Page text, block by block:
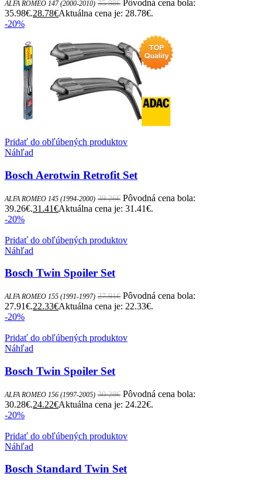
ALFA ROMEO 147 (2000-2010) 35.98€ Pôvodná cena bola:
35.98€.28.78€Aktuálna cena je: 28.78€.
-20%
Pridať do obľúbených produktov
Náhľad
Bosch Aerotwin Retrofit Set
ALFA ROMEO 145 (1994-2000) 39.26€ Pôvodná cena bola:
39.26€.31.41€Aktuálna cena je: 31.41€.
-20%
Pridať do obľúbených produktov
Náhľad
Bosch Twin Spoiler Set
ALFA ROMEO 155 (1991-1997) 27.91€ Pôvodná cena bola:
27.91€.22.33€Aktuálna cena je: 22.33€.
-20%
Pridať do obľúbených produktov
Náhľad
Bosch Twin Spoiler Set
ALFA ROMEO 156 (1997-2005) 30.28€ Pôvodná cena bola:
30.28€.24.22€Aktuálna cena je: 24.22€.
-20%
Pridať do obľúbených produktov
Náhľad
Bosch Standard Twin Set